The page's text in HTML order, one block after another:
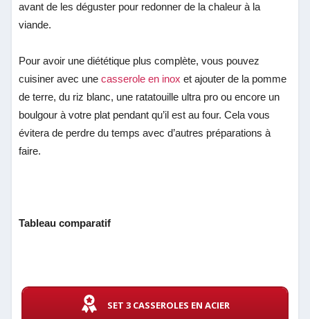
avant de les déguster pour redonner de la chaleur à la
viande.
Pour avoir une diététique plus complète, vous pouvez
cuisiner avec unecasserole en inox et ajouter de la pomme
de terre, du riz blanc, une ratatouille ultra pro ou encore un
boulgour à votre plat pendant qu’il est au four. Cela vous
évitera de perdre du temps avec d’autres préparations à
faire.
Tableau comparatif
SET 3 CASSEROLES EN ACIER